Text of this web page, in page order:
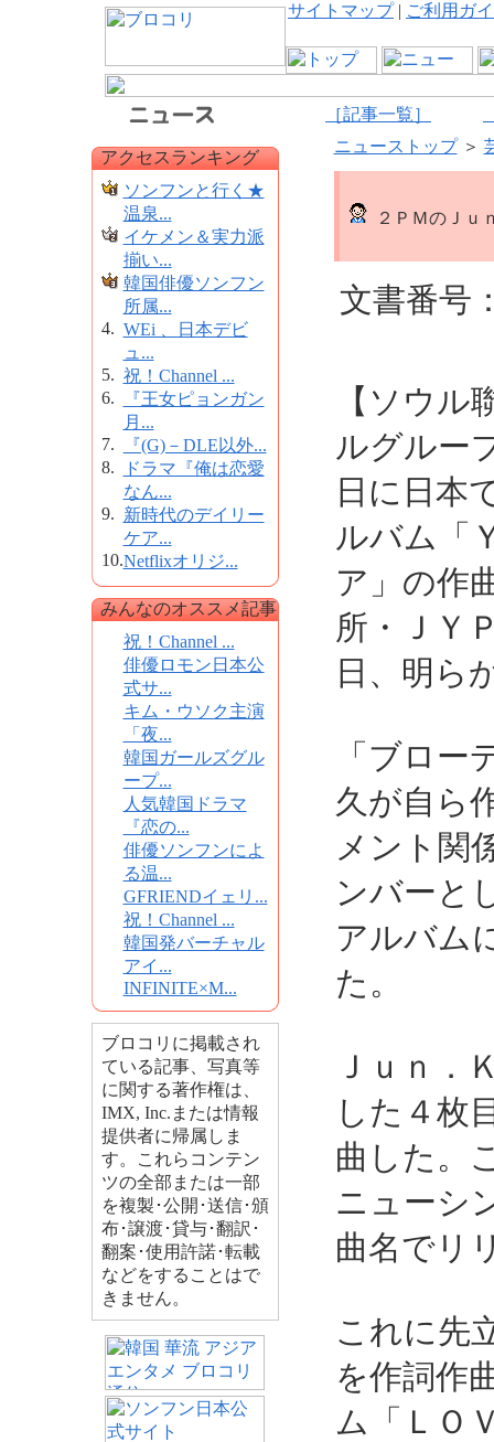
サイトマップ| ご利用ガ
［記事一覧］
アクセスランキング
ソンフンと行く★
温泉...
イケメン＆実力派
揃い...
韓国俳優ソンフン
所属...
4. WEi 、日本デビ
ュ...
5. 祝！Channel ...
6.
『王女ピョンガン
月...
7.
『(G)－DLE以外...
8.
ドラマ『俺は恋愛
なん...
9. 新時代のデイリー
ケア...
10.Netflixオリジ...
みんなのオススメ記事
祝！Channel ...
俳優ロモン日本公
式サ...
キム・ウソク主演
「夜...
韓国ガールズグル
ープ...
人気韓国ドラマ
『恋の...
俳優ソンフンによ
る温...
GFRIENDイェリ...
祝！Channel ...
韓国発バーチャル
アイ...
INFINITE×M...
ブロコリに掲載され
ている記事、写真等
に関する著作権は、
IMX, Inc.または情報
提供者に帰属しま
す。これらコンテン
ツの全部または一部
を複製･公開･送信･頒
布･譲渡･貸与･翻訳･
翻案･使用許諾･転載
などをすることはで
きません。
ニューストップ＞
２ＰＭのＪｕ
文書番号
【ソウル
ルグルー
日に日本
ルバム「
ア」の作
所・ＪＹ
日、明ら
「ブロー
久が自ら
メント関
ンバーと
アルバム
た。
Ｊｕｎ．
した４枚
曲した。
ニューシ
曲名でリ
これに先
を作詞作
ム「ＬＯ